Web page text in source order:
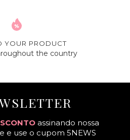
YOUR PRODUCT
the country
assinando nossa
e use o cupom 5NEWS